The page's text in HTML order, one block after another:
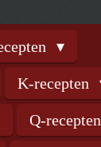
K-recepten
Q-recepten